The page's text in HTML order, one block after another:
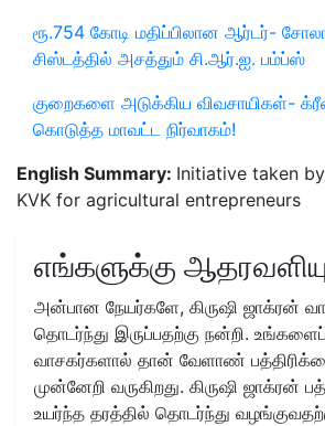
ரூ.754 கோடி மதிப்பிலான ஆர்டர்-
சிஸ்டத்தில் அசத்தும் சி.ஆர்.ஐ. பம்ப்ஸ்
குறைகளை அடுக்கிய விவசாயிகள்-
கொடுத்த மாவட்ட நிர்வாகம்!
English Summary: Initiative taken
KVK for agricultural entrepreneurs
எங்களுக்கு
அன்பான நேயர்களே, கிருஷி ஜாக்ரன்
தொடர்ந்து இருப்பதற்கு நன்றி.
வாசகர்களால் தான் வேளாண்
முன்னேறி வருகிறது. கிருஷி ஜாக்ரன்
உயர்ந்த தரத்தில் தொடர்ந்து